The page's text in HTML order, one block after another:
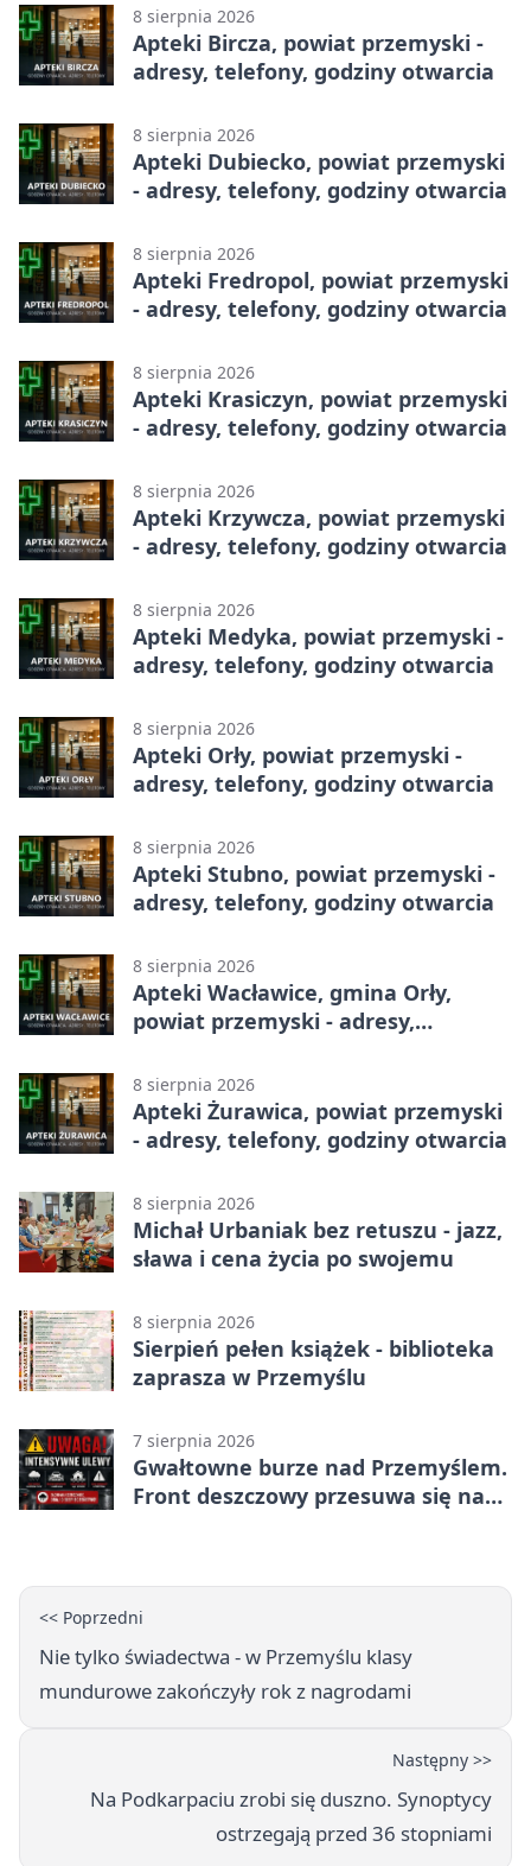
8 sierpnia 2026
Apteki Bircza, powiat przemyski -
adresy, telefony, godziny otwarcia
8 sierpnia 2026
Apteki Dubiecko, powiat przemyski
- adresy, telefony, godziny otwarcia
8 sierpnia 2026
Apteki Fredropol, powiat przemyski
- adresy, telefony, godziny otwarcia
8 sierpnia 2026
Apteki Krasiczyn, powiat przemyski
- adresy, telefony, godziny otwarcia
8 sierpnia 2026
Apteki Krzywcza, powiat przemyski
- adresy, telefony, godziny otwarcia
8 sierpnia 2026
Apteki Medyka, powiat przemyski -
adresy, telefony, godziny otwarcia
8 sierpnia 2026
Apteki Orły, powiat przemyski -
adresy, telefony, godziny otwarcia
8 sierpnia 2026
Apteki Stubno, powiat przemyski -
adresy, telefony, godziny otwarcia
8 sierpnia 2026
Apteki Wacławice, gmina Orły,
powiat przemyski - adresy,
8 sierpnia 2026
Apteki Żurawica, powiat przemyski
- adresy, telefony, godziny otwarcia
8 sierpnia 2026
Michał Urbaniak bez retuszu - jazz,
sława i cena życia po swojemu
8 sierpnia 2026
Sierpień pełen książek - biblioteka
zaprasza w Przemyślu
7 sierpnia 2026
Gwałtowne burze nad Przemyślem.
Front deszczowy przesuwa się na
<< Poprzedni
Nie tylko świadectwa - w Przemyślu klasy
mundurowe zakończyły rok z nagrodami
Następny >>
Na Podkarpaciu zrobi się duszno. Synoptycy
ostrzegają przed 36 stopniami